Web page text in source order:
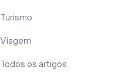
Turismo
Viagem
Todos os artigos